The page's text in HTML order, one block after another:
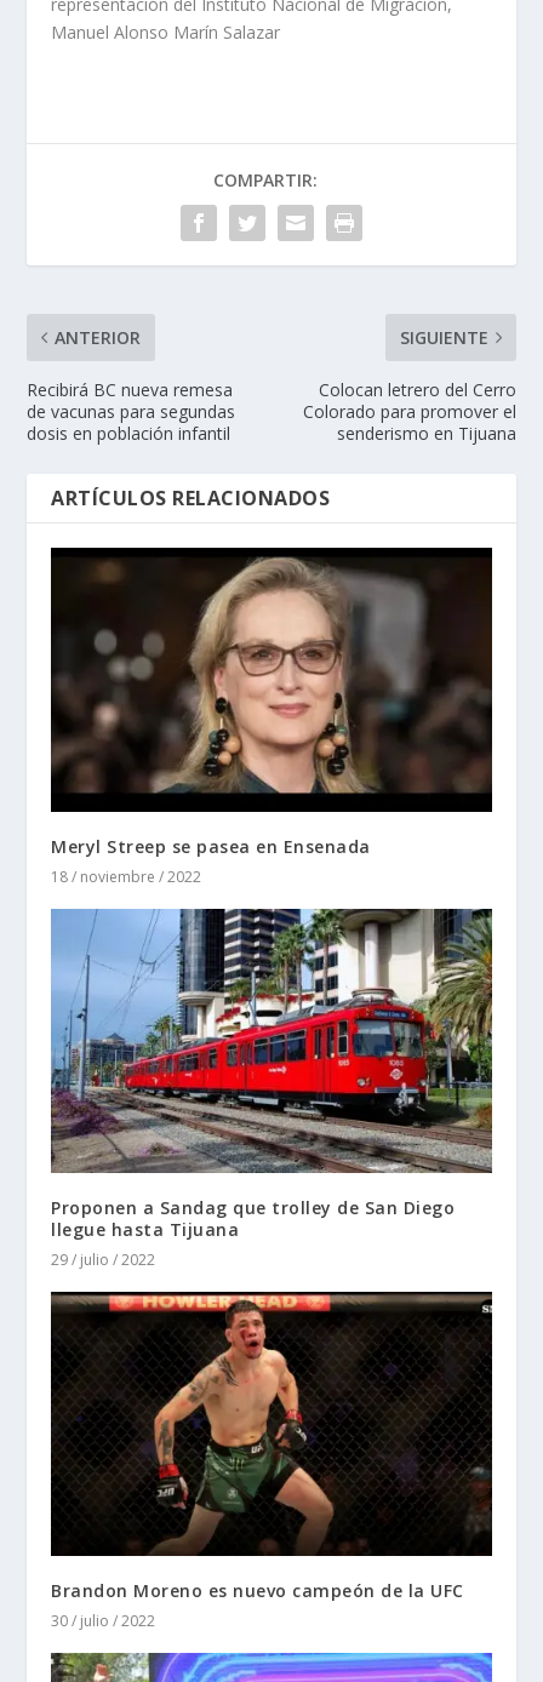
Manuel Alonso Marín Salazar
COMPARTIR:
ANTERIOR
Recibirá BC nueva remesa
de vacunas para segundas
dosis en población infantil
SIGUIENTE
Colocan letrero del Cerro
Colorado para promover el
senderismo en Tijuana
ARTÍCULOS RELACIONADOS
Meryl Streep se pasea en Ensenada
18 / noviembre / 2022
Proponen a Sandag que trolley de San Diego
llegue hasta Tijuana
29 / julio / 2022
Brandon Moreno es nuevo campeón de la UFC
30 / julio / 2022